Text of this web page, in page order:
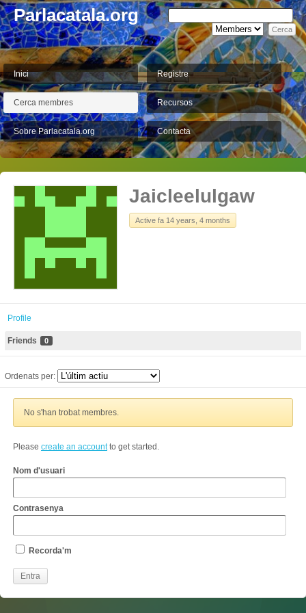
Parlacatala.org
Inici Registre
Cerca membres Recursos
Sobre Parlacatala.org Contacta
Jaicleelulgaw
Active fa 14 years, 4 months
Profile
Friends 0
Ordenats per:
No s'han trobat membres.
Please create an accountto get started.
Nom d'usuari
Contrasenya
Recorda'm